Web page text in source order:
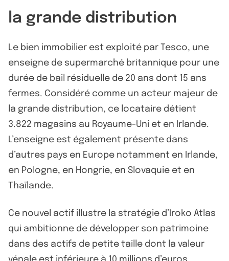
la grande distribution
Le bien immobilier est exploité par Tesco, une
enseigne de supermarché britannique pour une
durée de bail résiduelle de 20 ans dont 15 ans
fermes. Considéré comme un acteur majeur de
la grande distribution, ce locataire détient
3.822 magasins au Royaume-Uni et en Irlande.
L’enseigne est également présente dans
d’autres pays en Europe notamment en Irlande,
en Pologne, en Hongrie, en Slovaquie et en
Thaïlande.
Ce nouvel actif illustre la stratégie d’Iroko Atlas
qui ambitionne de développer son patrimoine
dans des actifs de petite taille dont la valeur